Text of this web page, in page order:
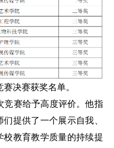
决赛获奖名单。
赛给予高度评价。他指
提供了一个展示自我、
教育教学质量的持续提